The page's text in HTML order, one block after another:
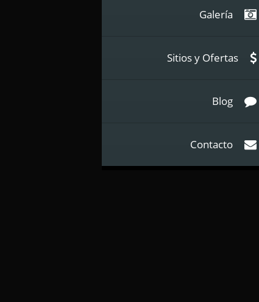
Galería
Sitios y Ofertas
Blog
Contacto